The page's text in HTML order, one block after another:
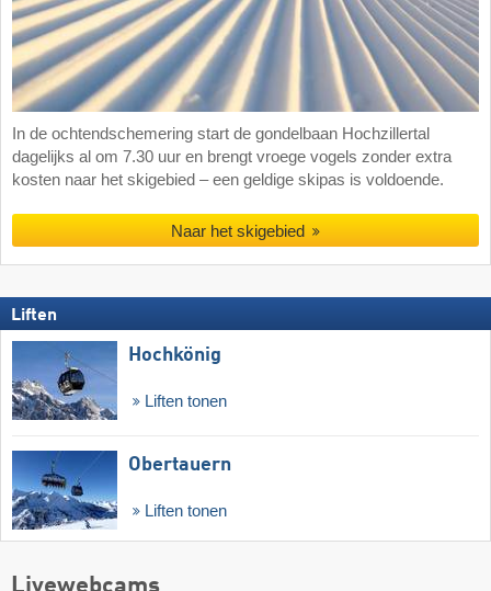
In de ochtendschemering start de gondelbaan Hochzillertal
dagelijks al om 7.30 uur en brengt vroege vogels zonder extra
kosten naar het skigebied – een geldige skipas is voldoende.
Naar het skigebied
Liften
Hochkönig
Liften tonen
Obertauern
Liften tonen